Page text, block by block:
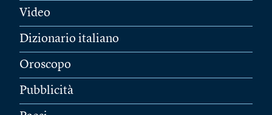
Video
Dizionario italiano
Oroscopo
Pubblicità